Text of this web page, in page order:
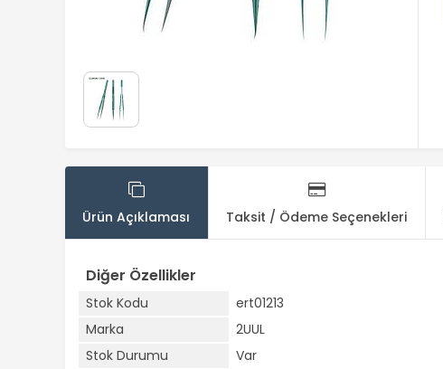
Ürün Açıklaması Taksit / Ödeme Seçenekleri
Diğer Özellikler
Stok Kodu
ert01213
Marka
2UUL
Stok Durumu
Var